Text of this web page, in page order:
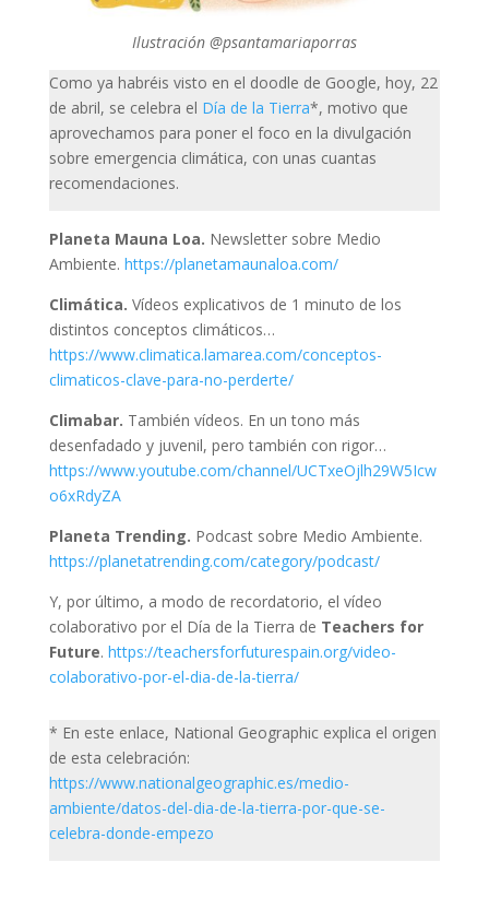
Ilustración @psantamariaporras
Como ya habréis visto en el doodle de Google, hoy, 22
de abril, se celebra el Día de la Tierra*, motivo que
aprovechamos para poner el foco en la divulgación
sobre emergencia climática, con unas cuantas
recomendaciones.
Planeta Mauna Loa. Newsletter sobre Medio
Ambiente. https://planetamaunaloa.com/
Climática. Vídeos explicativos de 1 minuto de los
distintos conceptos climáticos…
https://www.climatica.lamarea.com/conceptos-
climaticos-clave-para-no-perderte/
Climabar. También vídeos. En un tono más
desenfadado y juvenil, pero también con rigor…
https://www.youtube.com/channel/UCTxeOjlh29W5Icw
o6xRdyZA
Planeta Trending. Podcast sobre Medio Ambiente.
https://planetatrending.com/category/podcast/
Y, por último, a modo de recordatorio, el vídeo
colaborativo por el Día de la Tierra de Teachers for
Future. https://teachersforfuturespain.org/video-
colaborativo-por-el-dia-de-la-tierra/
* En este enlace, National Geographic explica el origen
de esta celebración:
https://www.nationalgeographic.es/medio-
ambiente/datos-del-dia-de-la-tierra-por-que-se-
celebra-donde-empezo